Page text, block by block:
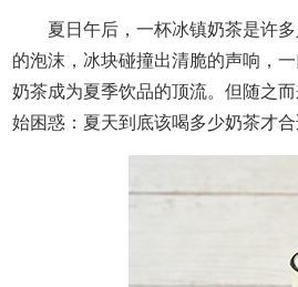
夏日午后，一杯冰镇奶茶是许
的泡沫，冰块碰撞出清脆的声响，
奶茶成为夏季饮品的顶流。但随之
始困惑：夏天到底该喝多少奶茶才合